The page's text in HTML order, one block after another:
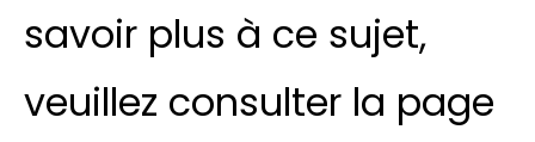
savoir plus à ce sujet,
veuillez consulter la page